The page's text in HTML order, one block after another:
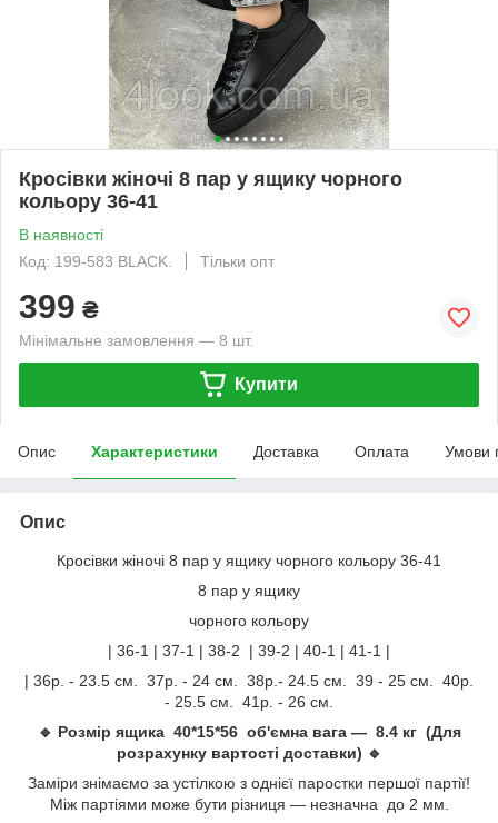
Кросівки жіночі 8 пар у ящику чорного
кольору 36-41
В наявності
Код: 199-583 BLACK.
Тільки опт
399 ₴
Мінімальне замовлення — 8 шт.
Купити
Опис Характеристики Доставка Оплата Умови
Опис
Кросівки жіночі 8 пар у ящику чорного кольору 36-41
8 пар у ящику
чорного кольору
| 36-1 | 37-1 | 38-2 | 39-2 | 40-1 | 41-1 |
| 36р. - 23.5 см. 37р. - 24 см. 38р.- 24.5 см. 39 - 25 см. 40р.
- 25.5 см. 41р. - 26 см.
🔹 Розмір ящика 40*15*56 об'ємна вага — 8.4 кг (Для
розрахунку вартості доставки) 🔹
Заміри знімаємо за устілкою з однієї паростки першої партії!
Між партіями може бути різниця — незначна до 2 мм.